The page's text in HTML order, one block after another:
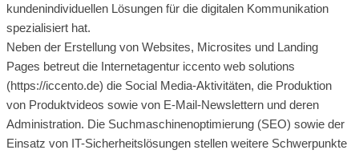
kundenindividuellen Lösungen für die digitalen Kommunikation
spezialisiert hat.
Neben der Erstellung von Websites, Microsites und Landing
Pages betreut die Internetagentur iccento web solutions
(https://iccento.de) die Social Media-Aktivitäten, die Produktion
von Produktvideos sowie von E-Mail-Newslettern und deren
Administration. Die Suchmaschinenoptimierung (SEO) sowie der
Einsatz von IT-Sicherheitslösungen stellen weitere Schwerpunkte